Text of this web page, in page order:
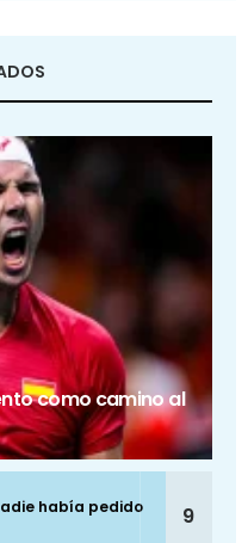
como camino al
había pedido
9